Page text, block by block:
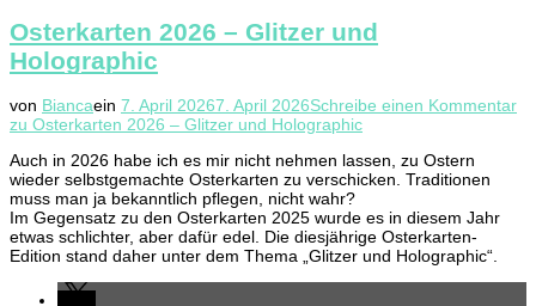
Osterkarten 2026 – Glitzer und
Holographic
von Biancaein 7. April 20267. April 2026Schreibe einen Kommentar
zu Osterkarten 2026 – Glitzer und Holographic
Auch in 2026 habe ich es mir nicht nehmen lassen, zu Ostern
wieder selbstgemachte Osterkarten zu verschicken. Traditionen
muss man ja bekanntlich pflegen, nicht wahr?
Im Gegensatz zu den Osterkarten 2025 wurde es in diesem Jahr
etwas schlichter, aber dafür edel. Die diesjährige Osterkarten-
Edition stand daher unter dem Thema „Glitzer und Holographic“.